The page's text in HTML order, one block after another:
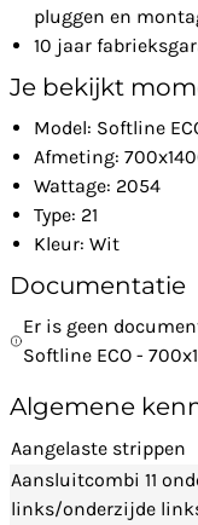
pluggen en
10 jaar
Je bekijkt
Model: Softline
Afmeting:
Wattage: 2054
Type: 21
Kleur: Wit
Documentatie
Er is geen
Softline ECO -
Algemene
Aangelaste strippen
Aansluitcombi 11
links/onderzijde